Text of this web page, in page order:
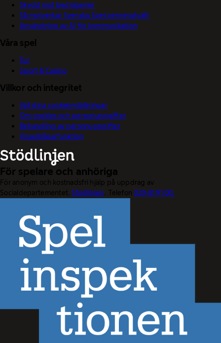
Skydd mot bedrägerier
Så motverkar Svenska Spel penningtvätt
Användning av AI för kommunikation
Våra spel
Tur
Sport & Casino
Villkor och integritet
Välj dina cookieinställningar
Om cookies och personuppgifter
Behandling av personuppgifter
Visselblåsarfunktion
För spelare och anhöriga
För anonym och kostnadsfri hjälp på uppdrag av
Socialdepartementet. Stödlinjen. Telefon020-81 91 00.